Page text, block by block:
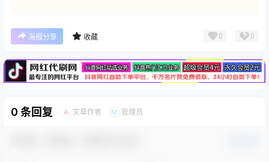
海报分享 收藏 0 0
广告
0 条回复 A 文章作者 M 管理员